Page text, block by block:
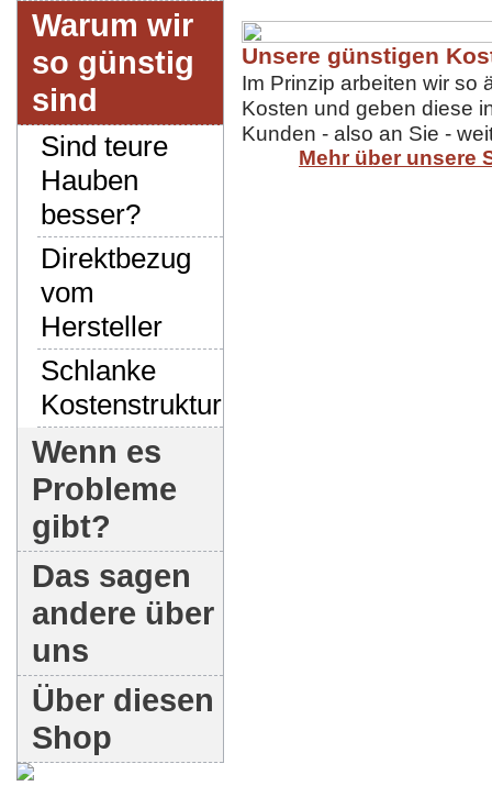
Warum wir
so günstig
sind
Sind teure
Hauben
besser?
Direktbezug
vom
Hersteller
Schlanke
Kostenstruktur
Wenn es
Probleme
gibt?
Das sagen
andere über
uns
Über diesen
Shop
Unsere günstigen
Im Prinzip arbeiten wir so
Kosten und geben diese
Kunden - also an Sie -
Mehr über unsere